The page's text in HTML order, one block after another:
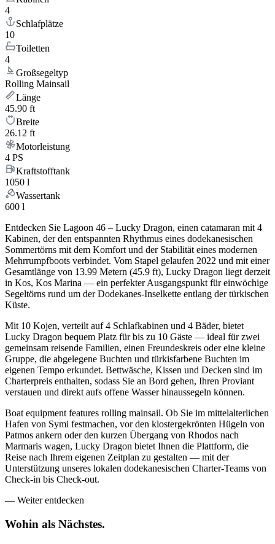
4
Schlafplätze
10
Toiletten
4
Großsegeltyp
Rolling Mainsail
Länge
45.90 ft
Breite
26.12 ft
Motorleistung
4 PS
Kraftstofftank
1050 l
Wassertank
600 l
Entdecken Sie Lagoon 46 – Lucky Dragon, einen catamaran mit 4
Kabinen, der den entspannten Rhythmus eines dodekanesischen
Sommertörns mit dem Komfort und der Stabilität eines modernen
Mehrrumpfboots verbindet. Vom Stapel gelaufen 2022 und mit einer
Gesamtlänge von 13.99 Metern (45.9 ft), Lucky Dragon liegt derzeit
in Kos, Kos Marina — ein perfekter Ausgangspunkt für einwöchige
Segeltörns rund um der Dodekanes-Inselkette entlang der türkischen
Küste.
Mit 10 Kojen, verteilt auf 4 Schlafkabinen und 4 Bäder, bietet
Lucky Dragon bequem Platz für bis zu 10 Gäste — ideal für zwei
gemeinsam reisende Familien, einen Freundeskreis oder eine kleine
Gruppe, die abgelegene Buchten und türkisfarbene Buchten im
eigenen Tempo erkundet. Bettwäsche, Kissen und Decken sind im
Charterpreis enthalten, sodass Sie an Bord gehen, Ihren Proviant
verstauen und direkt aufs offene Wasser hinaussegeln können.
Boat equipment features rolling mainsail. Ob Sie im mittelalterlichen
Hafen von Symi festmachen, vor den klostergekrönten Hügeln von
Patmos ankern oder den kurzen Übergang von Rhodos nach
Marmaris wagen, Lucky Dragon bietet Ihnen die Plattform, die
Reise nach Ihrem eigenen Zeitplan zu gestalten — mit der
Unterstützung unseres lokalen dodekanesischen Charter-Teams von
Check-in bis Check-out.
— Weiter entdecken
Wohin als Nächstes.